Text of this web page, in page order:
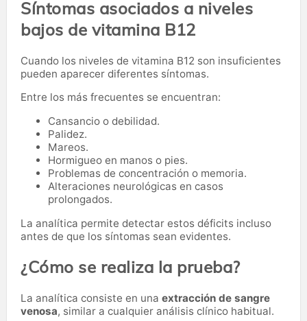
Síntomas asociados a niveles
bajos de vitamina B12
Cuando los niveles de vitamina B12 son insuficientes
pueden aparecer diferentes síntomas.
Entre los más frecuentes se encuentran:
Cansancio o debilidad.
Palidez.
Mareos.
Hormigueo en manos o pies.
Problemas de concentración o memoria.
Alteraciones neurológicas en casos
prolongados.
La analítica permite detectar estos déficits incluso
antes de que los síntomas sean evidentes.
¿Cómo se realiza la prueba?
La analítica consiste en una extracción de sangre
venosa, similar a cualquier análisis clínico habitual.